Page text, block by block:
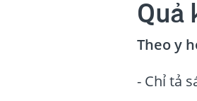
Quả
Theo y
- Chỉ tả